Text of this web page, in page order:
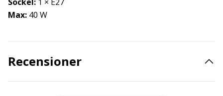
Max: 40 W
Recensioner